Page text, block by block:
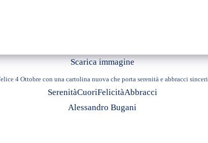
Scarica immagine
4 Ottobre con una cartolina nuova che porta serenità e abbracci sinceri
SerenitàCuoriFelicitàAbbracci
Alessandro Bugani